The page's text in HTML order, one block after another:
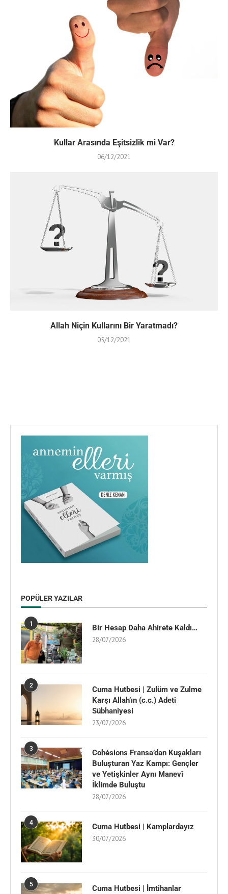
Kullar Arasında Eşitsizlik mi Var?
06/12/2021
Allah Niçin Kullarını Bir Yaratmadı?
05/12/2021
POPÜLER YAZILAR
1 Bir Hesap Daha Ahirete Kaldı…
28/07/2026
2
Cuma Hutbesi | Zulüm ve Zulme
Karşı Allah’ın (c.c.) Adeti
Sübhaniyesi
23/07/2026
3
Cohésions Fransa’dan Kuşakları
Buluşturan Yaz Kampı: Gençler
ve Yetişkinler Aynı Manevî
İklimde Buluştu
28/07/2026
4 Cuma Hutbesi | Kamplardayız
30/07/2026
5
Cuma Hutbesi | İmtihanlar